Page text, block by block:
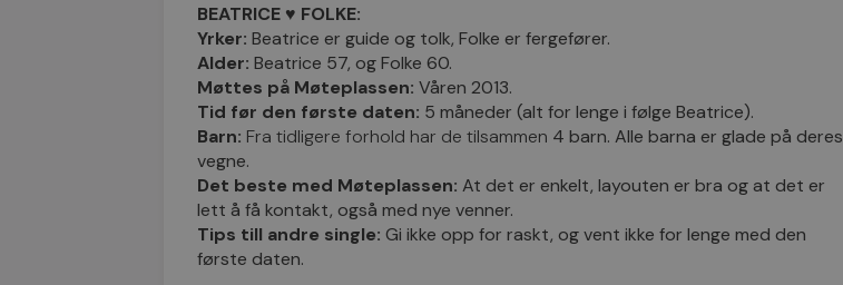
BEATRICE ♥ FOLKE:
Yrker: Beatrice er guide og tolk, Folke er fergefører.
Alder: Beatrice 57, og Folke 60.
Møttes på Møteplassen: Våren 2013.
Tid før den første daten: 5 måneder (alt for lenge i følge Beatrice).
Barn: Fra tidligere forhold har de tilsammen 4 barn. Alle barna er glade på deres
vegne.
Det beste med Møteplassen: At det er enkelt, layouten er bra og at det er
lett å få kontakt, også med nye venner.
Tips till andre single: Gi ikke opp for raskt, og vent ikke for lenge med den
første daten.